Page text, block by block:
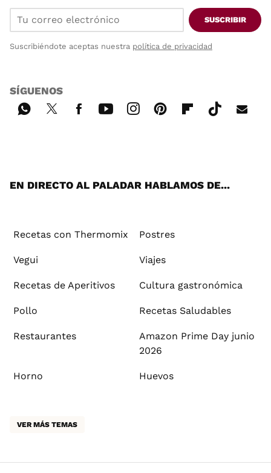
SUSCRIBIR
Suscribiéndote aceptas nuestra política de privacidad
SÍGUENOS
EN DIRECTO AL PALADAR HABLAMOS DE...
Recetas con Thermomix Postres
Vegui Viajes
Recetas de Aperitivos Cultura gastronómica
Pollo Recetas Saludables
Restaurantes
Amazon Prime Day junio
2026
Horno Huevos
VER MÁS TEMAS